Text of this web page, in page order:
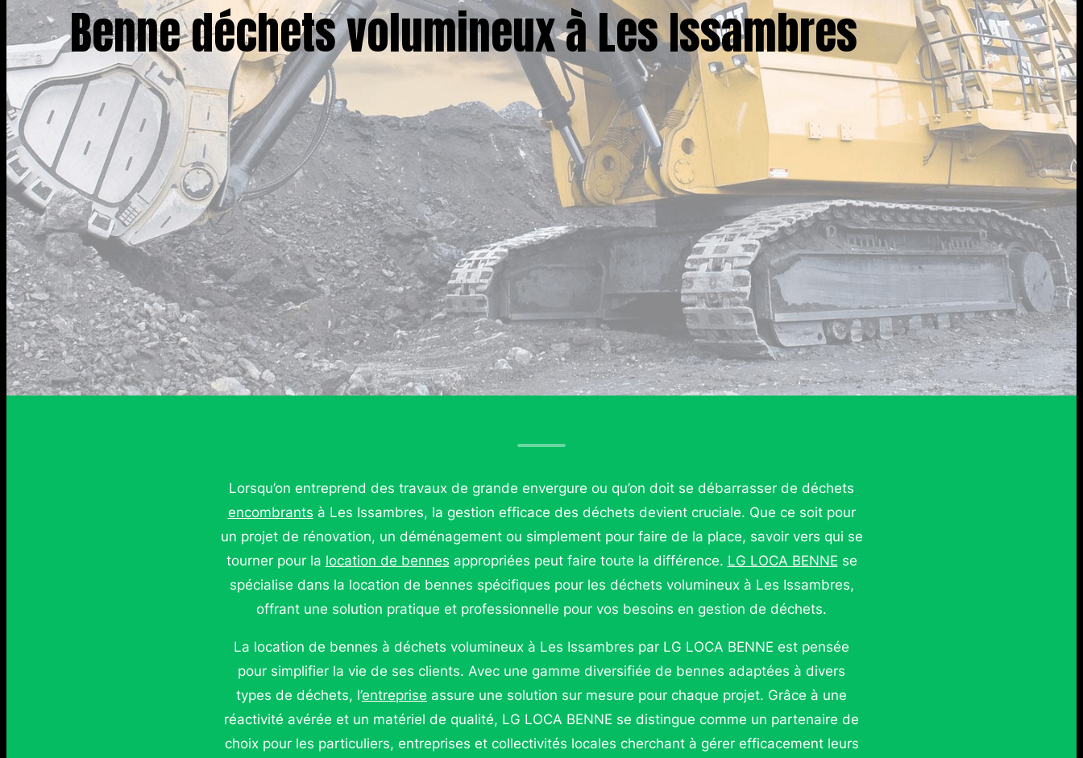
Benne déchets volumineux à Les Issambres
Lorsqu’on entreprend des travaux de grande envergure ou qu’on doit se débarrasser de déchets
encombrants à Les Issambres, la gestion efficace des déchets devient cruciale. Que ce soit pour
un projet de rénovation, un déménagement ou simplement pour faire de la place, savoir vers qui se
tourner pour la location de bennes appropriées peut faire toute la différence. LG LOCA BENNE se
spécialise dans la location de bennes spécifiques pour les déchets volumineux à Les Issambres,
offrant une solution pratique et professionnelle pour vos besoins en gestion de déchets.
La location de bennes à déchets volumineux à Les Issambres par LG LOCA BENNE est pensée
pour simplifier la vie de ses clients. Avec une gamme diversifiée de bennes adaptées à divers
types de déchets, l’entreprise assure une solution sur mesure pour chaque projet. Grâce à une
réactivité avérée et un matériel de qualité, LG LOCA BENNE se distingue comme un partenaire de
choix pour les particuliers, entreprises et collectivités locales cherchant à gérer efficacement leurs